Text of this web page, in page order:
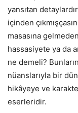
yansıtan
içinden
masasına
hassasiyete ya da
ne demeli?
nüanslarıyla bir
hikâyeye ve
eserleridir.